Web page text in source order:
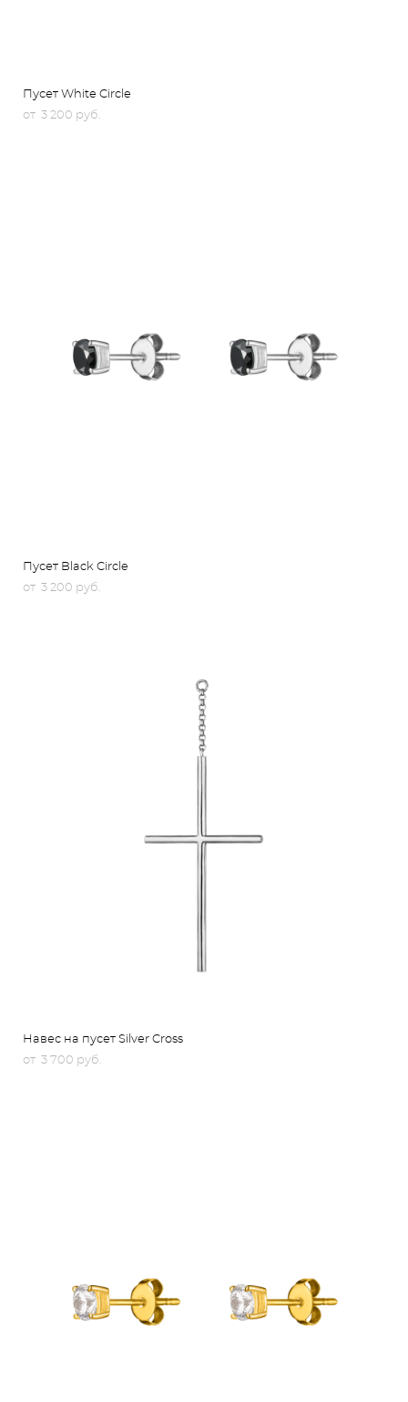
Пусет White Circle
от 3 200 pуб.
Пусет Black Circle
от 3 200 pуб.
Навес на пусет Silver Cross
от 3 700 pуб.